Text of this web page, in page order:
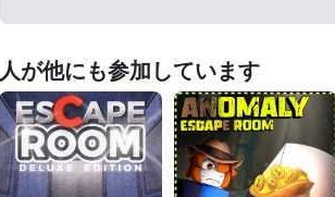
人が他にも参加しています